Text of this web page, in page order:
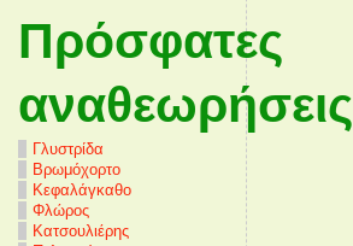
Πρόσφατες
αναθεωρήσεις
Γλυστρίδα
Βρωμόχορτο
Κεφαλάγκαθο
Φλώρος
Κατσουλιέρης